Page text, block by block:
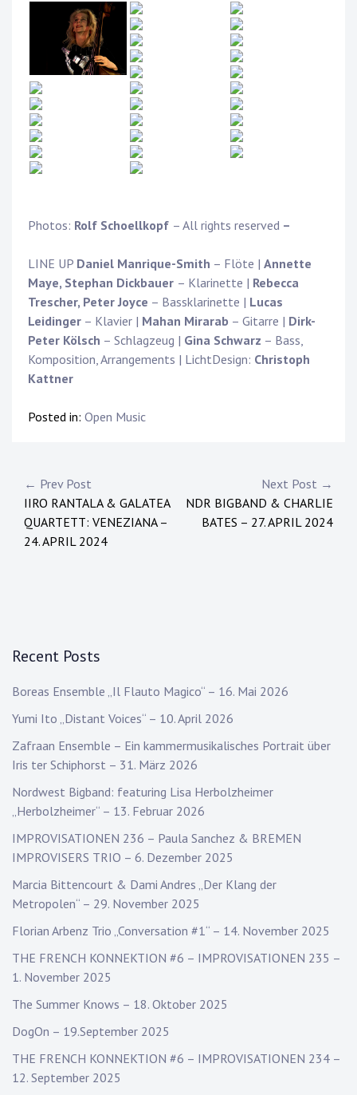
Photos: Rolf Schoellkopf – All rights reserved –
LINE UP Daniel Manrique-Smith – Flöte | Annette
Maye, Stephan Dickbauer – Klarinette | Rebecca
Trescher, Peter Joyce – Bassklarinette | Lucas
Leidinger – Klavier | Mahan Mirarab – Gitarre | Dirk-
Peter Kölsch – Schlagzeug | Gina Schwarz – Bass,
Komposition, Arrangements | LichtDesign: Christoph
Kattner
Posted in: Open Music
Post
navigation
← Prev Post
IIRO RANTALA & GALATEA
QUARTETT: VENEZIANA –
24. APRIL 2024
Next Post →
NDR BIGBAND & CHARLIE
BATES – 27. APRIL 2024
Recent Posts
Boreas Ensemble „Il Flauto Magico“ – 16. Mai 2026
Yumi Ito „Distant Voices“ – 10. April 2026
Zafraan Ensemble – Ein kammermusikalisches Portrait über
Iris ter Schiphorst – 31. März 2026
Nordwest Bigband: featuring Lisa Herbolzheimer
„Herbolzheimer“ – 13. Februar 2026
IMPROVISATIONEN 236 – Paula Sanchez & BREMEN
IMPROVISERS TRIO – 6. Dezember 2025
Marcia Bittencourt & Dami Andres „Der Klang der
Metropolen“ – 29. November 2025
Florian Arbenz Trio „Conversation #1“ – 14. November 2025
THE FRENCH KONNEKTION #6 – IMPROVISATIONEN 235 –
1. November 2025
The Summer Knows – 18. Oktober 2025
DogOn – 19.September 2025
THE FRENCH KONNEKTION #6 – IMPROVISATIONEN 234 –
12. September 2025